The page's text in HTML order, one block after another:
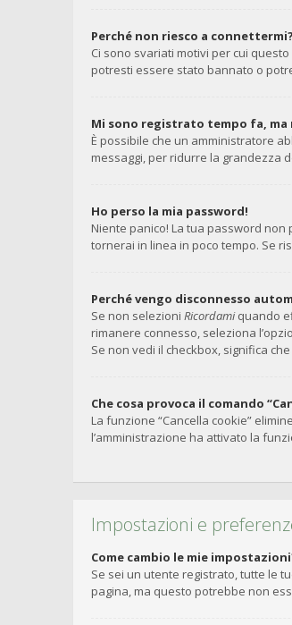
Perché non riesco a connettermi?
Ci sono svariati motivi per cui
potresti essere stato bannato o
Mi sono registrato tempo fa,
È possibile che un amministratore
messaggi, per ridurre la grandezza
Ho perso la mia password!
Niente panico! La tua password
tornerai in linea in poco tempo. Se
Perché vengo disconnesso
Se non selezioni Ricordamiquando
rimanere connesso, seleziona
Se non vedi il checkbox, significa
Che cosa provoca il comando
La funzione “Cancella cookie”
l’amministrazione ha attivato la
Impostazioni e
Come cambio le mie
Se sei un utente registrato, tutte le
pagina, ma questo potrebbe non